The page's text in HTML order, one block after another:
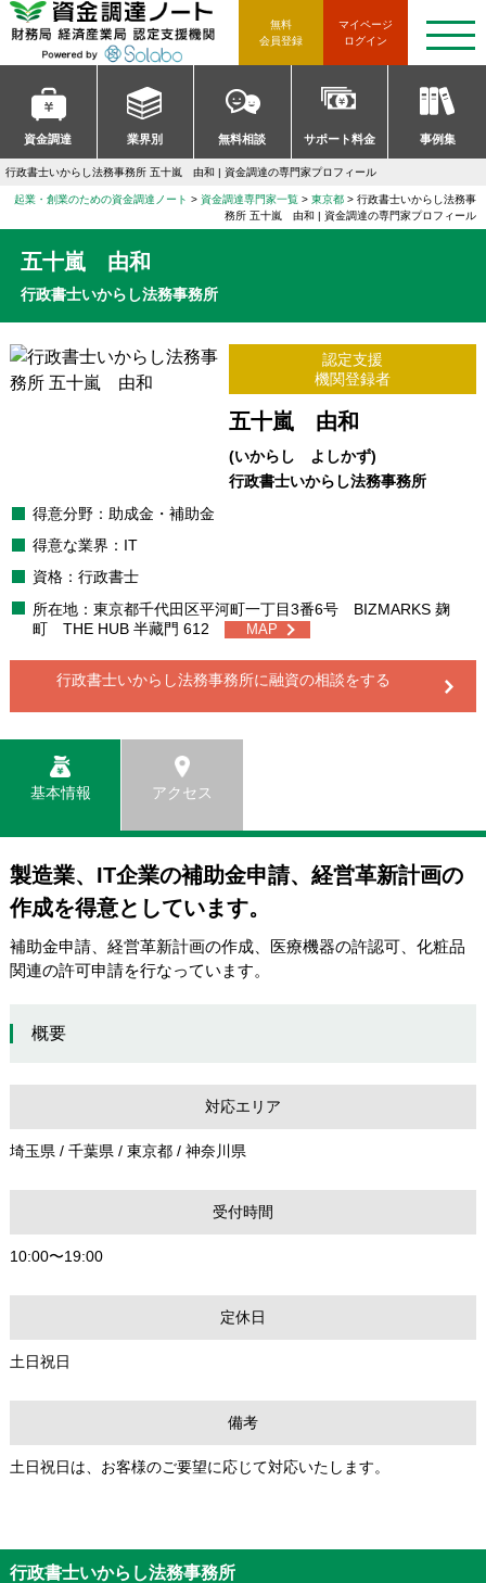
マイページ
ログイン
無料
会員登録
資金調達 業界別 無料相談 サポート料金 事例集
t
o
g
l
e
n
a
g
a
t
行政書士いからし法務事務所 五十嵐 由和 | 資金調達の専門家プロフィール
起業・創業のための資金調達ノート 資金調達専門家一覧 東京都
行政書士いからし法務事
務所 五十嵐 由和 | 資金調達の専門家プロフィール
五十嵐 由和
行政書士いからし法務事務所
認定支援
機関登録者
五十嵐 由和
(いからし よしかず)
行政書士いからし法務事務所
得意分野：助成金・補助金
得意な業界：IT
資格：行政書士
所在地：東京都千代田区平河町一丁目3番6号 BIZMARKS 麹
町 THE HUB 半藏門 612
MAP
行政書士いからし法務事務所に融資の相談をする
基本情報 アクセス
製造業、IT企業の補助金申請、経営革新計画の
作成を得意としています。
補助金申請、経営革新計画の作成、医療機器の許認可、化粧品
関連の許可申請を行なっています。
概要
対応エリア
埼玉県 / 千葉県 / 東京都 / 神奈川県
受付時間
10:00〜19:00
定休日
土日祝日
備考
土日祝日は、お客様のご要望に応じて対応いたします。
行政書士いからし法務事務所